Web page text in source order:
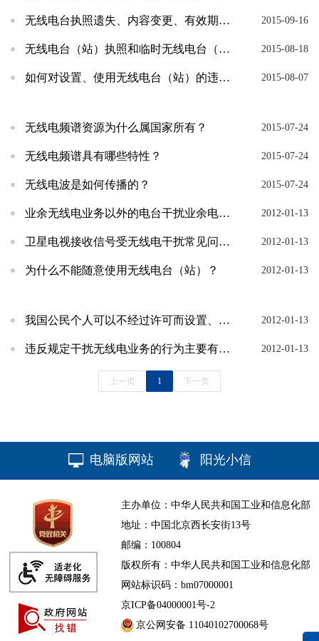
无线电台执照遗失、内容变更、有效期满后的继续申办、停用或者撤销的程序规定？ 2015-09-16
无线电台（站）执照和临时无线电台（站）执照的申请、期限以及审定有何区别？ 2015-08-18
如何对设置、使用无线电台（站）的违规行为进行举报？ 2015-08-07
无线电频谱资源为什么属国家所有？ 2015-07-24
无线电频谱具有哪些特性？ 2015-07-24
无线电波是如何传播的？ 2015-07-24
业余无线电业务以外的电台干扰业余电台的正常通信，应如何处理？ 2012-01-13
卫星电视接收信号受无线电干扰常见问题知识库 2012-01-13
为什么不能随意使用无线电台（站）？ 2012-01-13
我国公民个人可以不经过许可而设置、使用无线电台（站）吗？ 2012-01-13
违反规定干扰无线电业务的行为主要有哪些？ 2012-01-13
上一页 1 下一页
电脑版网站 阳光小信
主办单位：中华人民共和国工业和信息化部
地址：中国北京西长安街13号
邮编：100804
版权所有：中华人民共和国工业和信息化部
网站标识码：bm07000001
京ICP备04000001号-2
京公网安备 11040102700068号